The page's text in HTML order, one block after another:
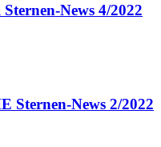
News 4/2022
Sternen-News 2/2022